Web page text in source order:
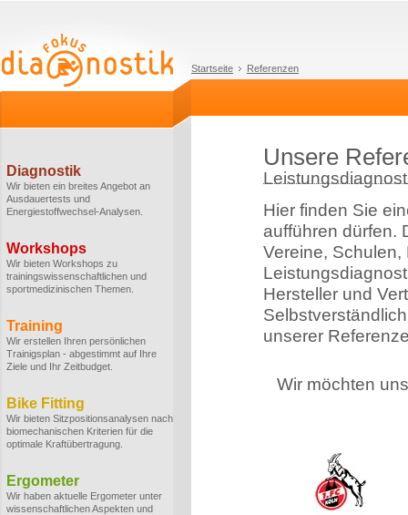
Startseite Referenzen
Diagnostik
Wir bieten ein breites Angebot an
Ausdauertests und
Energiestoffwechsel-Analysen.
Workshops
Wir bieten Workshops zu
trainingswissenschaftlichen und
sportmedizinischen Themen.
Training
Wir erstellen Ihren persönlichen
Trainigsplan - abgestimmt auf Ihre
Ziele und Ihr Zeitbudget.
Bike Fitting
Wir bieten Sitzpositionsanalysen nach
biomechanischen Kriterien für die
optimale Kraftübertragung.
Ergometer
Wir haben aktuelle Ergometer unter
wissenschaftlichen Aspekten und
Unsere
Hier finden Sie
aufführen dürfen.
Vereine,
Hersteller und
unserer
Wir möchten